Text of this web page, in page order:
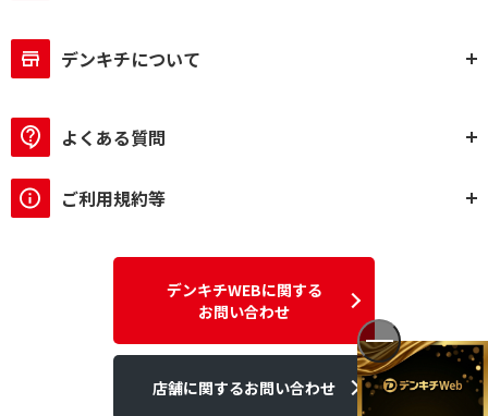
デンキチについて
よくある質問
ご利用規約等
デンキチWEBに関する
お問い合わせ
店舗に関するお問い合わせ